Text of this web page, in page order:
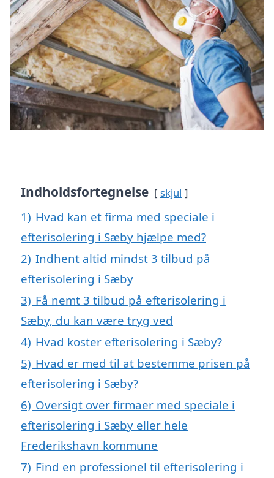
Indholdsfortegnelse skjul
1) Hvad kan et firma med speciale i
efterisolering i Sæby hjælpe med?
2) Indhent altid mindst 3 tilbud på
efterisolering i Sæby
3) Få nemt 3 tilbud på efterisolering i
Sæby, du kan være tryg ved
4) Hvad koster efterisolering i Sæby?
5) Hvad er med til at bestemme prisen på
efterisolering i Sæby?
6) Oversigt over firmaer med speciale i
efterisolering i Sæby eller hele
Frederikshavn kommune
7) Find en professionel til efterisolering i